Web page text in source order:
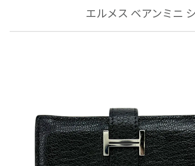
エルメス ベアンミニ